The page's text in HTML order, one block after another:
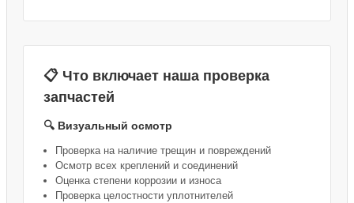
📋 Что включает наша проверка
запчастей
🔍 Визуальный осмотр
Проверка на наличие трещин и повреждений
Осмотр всех креплений и соединений
Оценка степени коррозии и износа
Проверка целостности уплотнителей